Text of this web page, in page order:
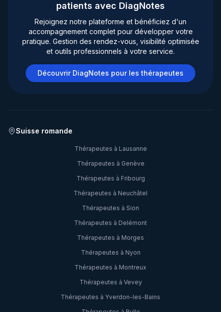
patients avec DiagNotes
Rejoignez notre plateforme et bénéficiez d'un
accompagnement complet pour développer votre
pratique. Gestion des rendez-vous, visibilité optimisée
et outils professionnels à votre service.
Découvrir DiagNotes pour les thérapeutes
Suisse romande
Thérapeutes à Lausanne
Thérapeutes à Genève
Thérapeutes à Fribourg
Thérapeutes à Neuchâtel
Thérapeutes à Sion
Thérapeutes à Delémont
Thérapeutes à Morges
Thérapeutes à Nyon
Thérapeutes à Montreux
Thérapeutes à Vevey
Thérapeutes à Yverdon-les-Bains